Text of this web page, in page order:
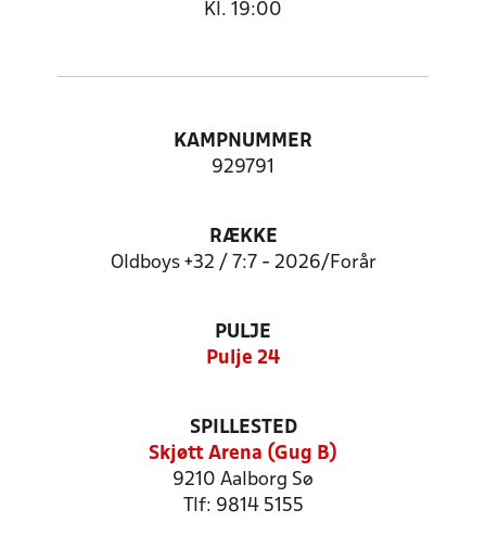
Kl. 19:00
KAMPNUMMER
929791
RÆKKE
Oldboys +32 / 7:7 - 2026/Forår
PULJE
Pulje 24
SPILLESTED
Skjøtt Arena (Gug B)
9210 Aalborg Sø
Tlf: 9814 5155